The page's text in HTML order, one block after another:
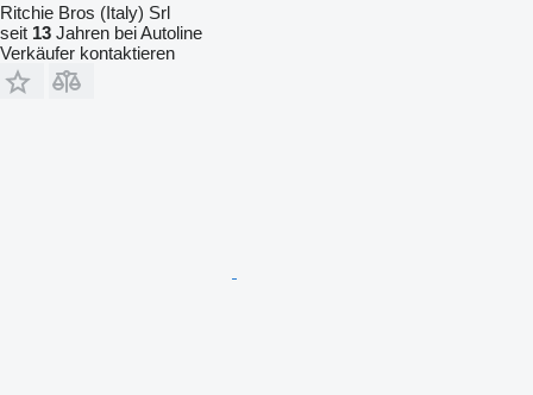
Ritchie Bros (Italy) Srl
seit 13 Jahren bei Autoline
Verkäufer kontaktieren